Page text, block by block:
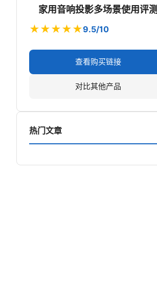
家用音响投影多场景使用评测
★★★★★9.5/10
查看购买链接
对比其他产品
热门文章